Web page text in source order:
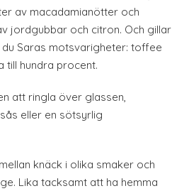
av macadamianötter och
jordgubbar och citron. Och gillar
Saras motsvarigheter: toffee
till hundra procent.
att ringla över glassen,
eller en sötsyrlig
knäck i olika smaker och
Lika tacksamt att ha hemma